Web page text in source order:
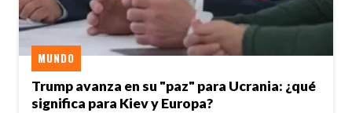
Trump avanza en su "paz" para Ucrania: ¿qué
significa para Kiev y Europa?
MUNDO